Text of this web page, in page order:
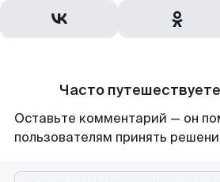
Часто
Оставьте комментарий — он
пользователям принять